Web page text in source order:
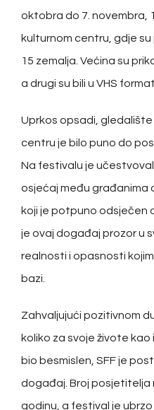
oktobra do 7. novembra,
kulturnom centru, gdje
15 zemalja. Većina su
a drugi su bili u VHS
Uprkos opsadi,
centru je bilo puno do
Na festivalu je
osjećaj među građanima
koji je potpuno odsječen
je ovaj događaj prozor u
realnosti i opasnosti
bazi.
Zahvaljujući pozitivnom
koliko za svoje živote kao
bio besmislen, SFF je
događaj. Broj posjetitelja
godinu, a festival je